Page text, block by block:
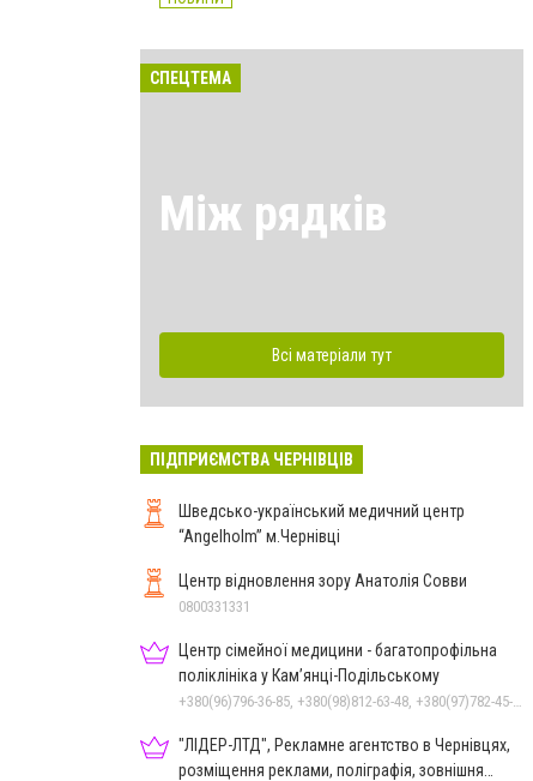
СПЕЦТЕМА
Між рядків
Всі матеріали тут
ПІДПРИЄМСТВА ЧЕРНІВЦІВ
Шведсько-український медичний центр
“Angelholm” м.Чернівці
Центр відновлення зору Анатолія Совви
0800331331
Центр сімейної медицини - багатопрофільна
поліклініка у Кам’янці-Подільському
"ЛІДЕР-ЛТД", Рекламне агентство в Чернівцях,
розміщення реклами, поліграфія, зовнішня